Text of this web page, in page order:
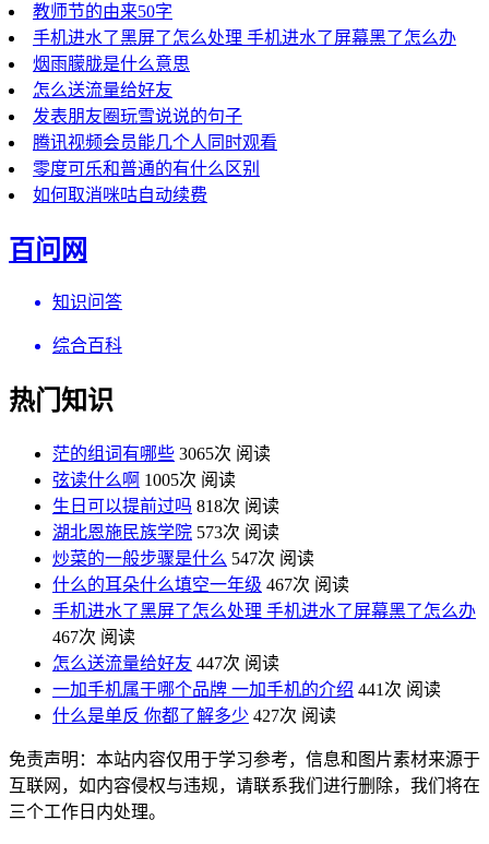
教师节的由来50字
手机进水了黑屏了怎么处理 手机进水了屏幕黑了怎么办
烟雨朦胧是什么意思
怎么送流量给好友
发表朋友圈玩雪说说的句子
腾讯视频会员能几个人同时观看
零度可乐和普通的有什么区别
如何取消咪咕自动续费
百问网
知识问答
综合百科
热门知识
茫的组词有哪些 3065次 阅读
弦读什么啊 1005次 阅读
生日可以提前过吗 818次 阅读
湖北恩施民族学院 573次 阅读
炒菜的一般步骤是什么 547次 阅读
什么的耳朵什么填空一年级 467次 阅读
手机进水了黑屏了怎么处理 手机进水了屏幕黑了怎么办
467次 阅读
怎么送流量给好友 447次 阅读
一加手机属于哪个品牌 一加手机的介绍 441次 阅读
什么是单反 你都了解多少 427次 阅读
免责声明：本站内容仅用于学习参考，信息和图片素材来源于
互联网，如内容侵权与违规，请联系我们进行删除，我们将在
三个工作日内处理。